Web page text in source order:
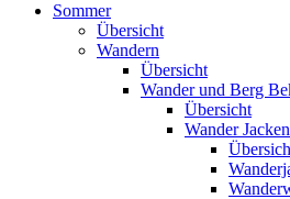
Sommer
Übersicht
Wandern
Übersicht
Wander und Berg
Übersicht
Wander